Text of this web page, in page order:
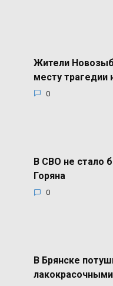
Жители
месту трагедии
0
В СВО не стало
Горяна
0
В Брянске